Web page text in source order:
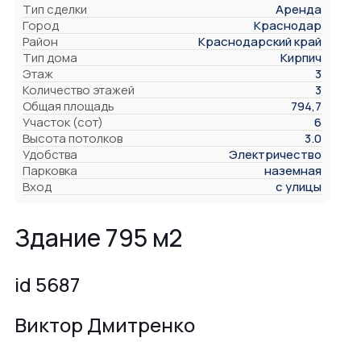
Тип сделки
Аренда
Город
Краснодар
Район
Краснодарский край
Тип дома
Кирпич
Этаж
3
Количество этажей
3
Общая площадь
794,7
Участок (сот)
6
Высота потолков
3.0
Удобства
Электричество
Парковка
наземная
Вход
с улицы
Здание 795 м2
id 5687
Виктор Дмитренко